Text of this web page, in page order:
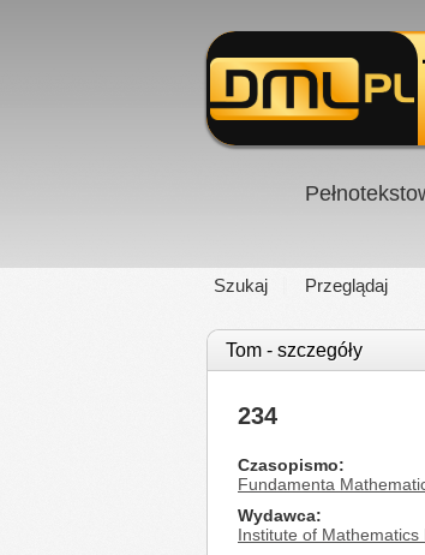
Szukaj Przeglądaj
Tom - szczegóły
234
Czasopismo
Fundamenta
Wydawca
Institute of Mathematics